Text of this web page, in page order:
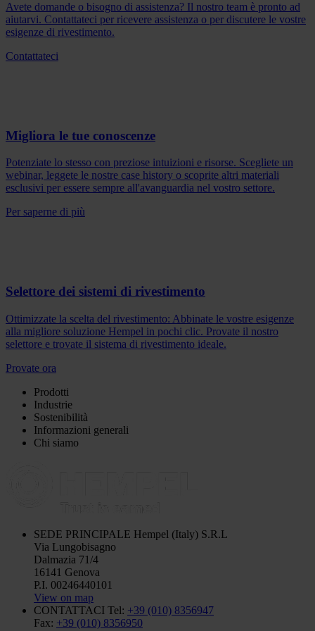
Avete domande o bisogno di assistenza? Il nostro team è pronto ad
aiutarvi. Contattateci per ricevere assistenza o per discutere le vostre
esigenze di rivestimento.
Contattateci
Migliora le tue conoscenze
Potenziate lo stesso con preziose intuizioni e risorse. Scegliete un
webinar, leggete le nostre case history o scoprite altri materiali
esclusivi per essere sempre all'avanguardia nel vostro settore.
Per saperne di più
Selettore dei sistemi di rivestimento
Ottimizzate la scelta del rivestimento: Abbinate le vostre esigenze
alla migliore soluzione Hempel in pochi clic. Provate il nostro
selettore e trovate il sistema di rivestimento ideale.
Provate ora
Prodotti
Industrie
Sostenibilità
Informazioni generali
Chi siamo
SEDE PRINCIPALE Hempel (Italy) S.R.L
Via Lungobisagno
Dalmazia 71/4
16141 Genova
P.I. 00246440101
View on map
CONTATTACI Tel: +39 (010) 8356947
Fax: +39 (010) 8356950